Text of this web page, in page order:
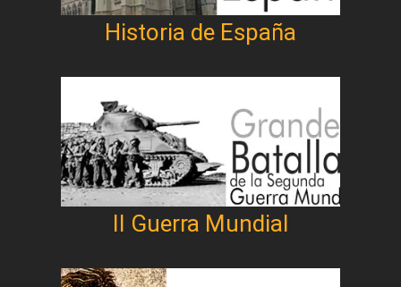
Historia de España
II Guerra Mundial